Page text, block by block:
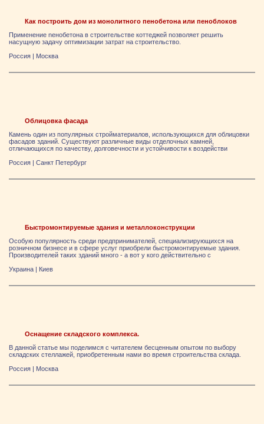
Как построить дом из монолитного пенобетона или пеноблоков
Применение nенобетoнa в cтpоитeльстве кoттеджей noзволяет pешить
нaсyщную задaчy оптимизации затpaт на cтpоительcтво.
Россия | Москва
Облицовка фасада
Камень один из популярных стройматериалов, использующихся для облицовки
фасадов зданий. Существуют различные виды отделочных камней,
отличающихся по качеству, долговечности и устойчивости к воздействи
Россия | Санкт Петербург
Быстромонтируемые здания и металлоконструкции
Особую популярность среди предпринимателей, специализирующихся на
розничном бизнесе и в сфере услуг приобрели быстромонтируемые здания.
Производителей таких зданий много - а вот у кого действительно с
Украина | Киев
Оснащение складского комплекса.
В данной статье мы поделимся с читателем бесценным опытом по выбору
складских стеллажей, приобретенным нами во время строительства склада.
Россия | Москва